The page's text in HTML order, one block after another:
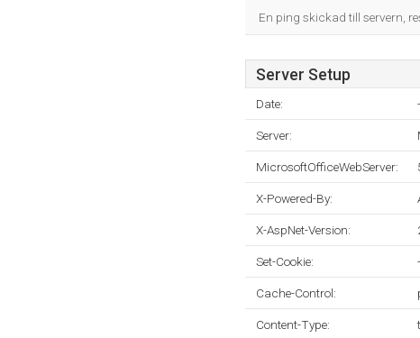
En ping skickad till servern,
Server Setup
Date:
Server:
MicrosoftOfficeWebServer:
X-Powered-By:
X-AspNet-Version:
Set-Cookie:
Cache-Control:
Content-Type: